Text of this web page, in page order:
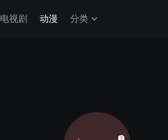
电视剧 动漫 分类